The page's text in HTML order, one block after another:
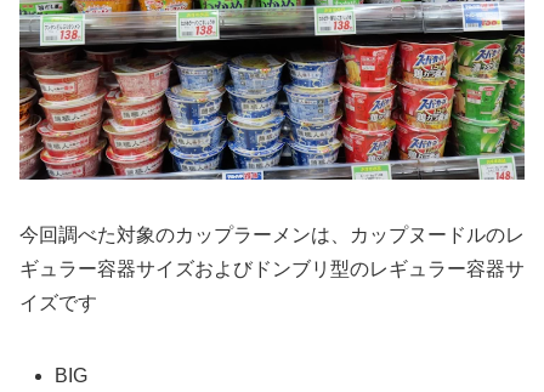
今回調べた対象のカップラーメンは、カップヌードルのレ
ギュラー容器サイズおよびドンブリ型のレギュラー容器サ
イズです
BIG